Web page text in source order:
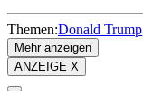
Themen:Donald Trump
Mehr anzeigen
ANZEIGE X